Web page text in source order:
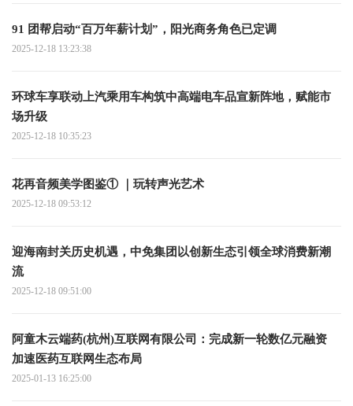
91 团帮启动“百万年薪计划”，阳光商务角色已定调
2025-12-18 13:23:38
环球车享联动上汽乘用车构筑中高端电车品宣新阵地，赋能市
场升级
2025-12-18 10:35:23
花再音频美学图鉴① ｜玩转声光艺术
2025-12-18 09:53:12
迎海南封关历史机遇，中免集团以创新生态引领全球消费新潮
流
2025-12-18 09:51:00
阿童木云端药(杭州)互联网有限公司：完成新一轮数亿元融资
加速医药互联网生态布局
2025-01-13 16:25:00